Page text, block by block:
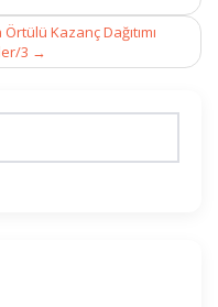
Kazanç Dağıtımı
3 →